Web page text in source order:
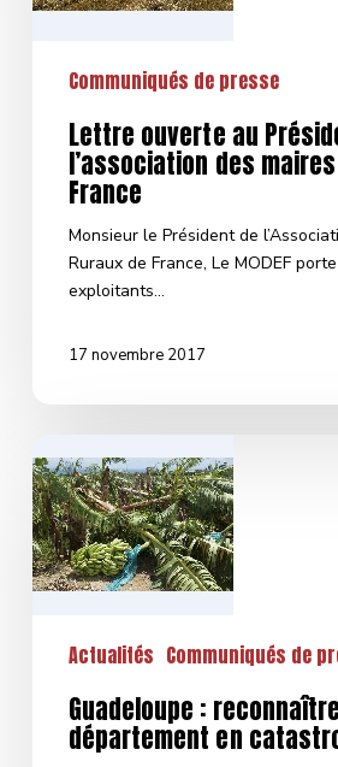
l’association
ruraux
France
Communiqués de presse
Lettre ouverte au
l’association des
France
Monsieur le Président de
Ruraux de France, Le MODEF
exploitants…
17 novembre 2017
:
reconnaître
tout
le
département
catastrophe
Actualités Communiqués de
Guadeloupe :
département en